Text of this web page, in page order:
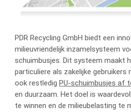
PDR Recycling GmbH biedt een
milieuvriendelijk inzamelsysteem
schuimbusjes. Dit systeem maakt
particuliere als zakelijke gebruikers
ook restledig PU-schuimbusjes af
en duurzaam. Het doel is
te winnen en de milieubelasting te